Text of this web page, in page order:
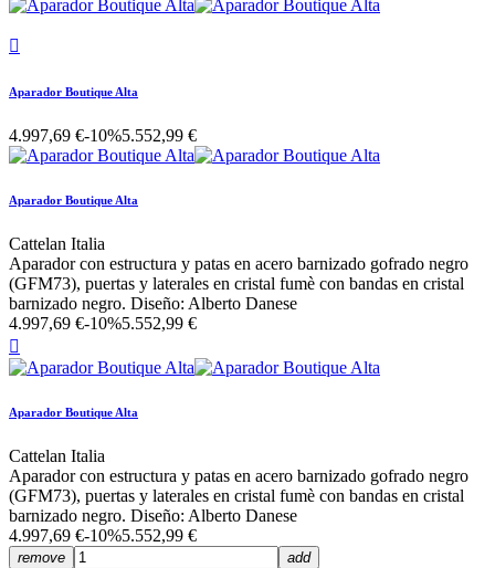

Aparador Boutique Alta
4.997,69 €-10%5.552,99 €
Aparador Boutique Alta
Cattelan Italia
Aparador con estructura y patas en acero barnizado gofrado negro
(GFM73), puertas y laterales en cristal fumè con bandas en cristal
barnizado negro. Diseño: Alberto Danese
4.997,69 €-10%5.552,99 €

Aparador Boutique Alta
Cattelan Italia
Aparador con estructura y patas en acero barnizado gofrado negro
(GFM73), puertas y laterales en cristal fumè con bandas en cristal
barnizado negro. Diseño: Alberto Danese
4.997,69 €-10%5.552,99 €
remove add